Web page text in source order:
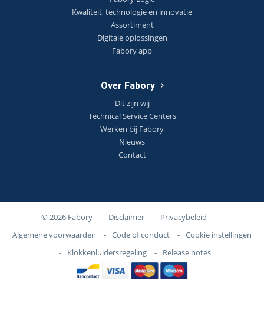
Kwaliteit, technologie en innovatie
Assortiment
Digitale oplossingen
Fabory app
Over Fabory
Dit zijn wij
Technical Service Centers
Werken bij Fabory
Nieuws
Contact
© 2026 Fabory - Disclaimer - Privacybeleid
-
Algemene voorwaarden
- Code of conduct - Cookie instellingen
-
Klokkenluidersregeling - Release notes